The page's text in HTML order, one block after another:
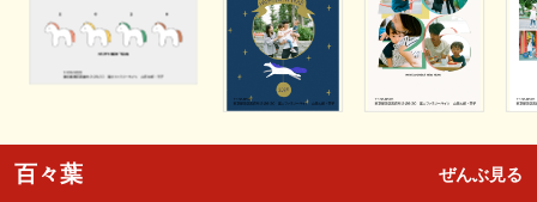
百々葉 ぜんぶ見る